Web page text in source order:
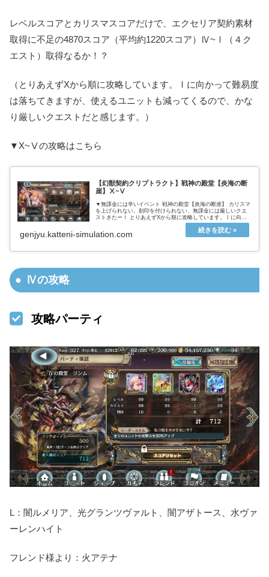
レベルスコアとカリスマスコアだけで、エクセリア契約素材
取得に不足の4870スコア（平均約1220スコア）Ⅳ~Ⅰ（４ク
エスト）取得なるか！？
（とりあえずXから順に攻略しています。Ⅰに向かって難易度
は落ちてきますが、使えるユニットも減ってくるので、かな
り厳しいクエストだと感じます。）
▼X~Ⅴの攻略はこちら
【幻獣契約クリプトラクト】戦神の殿堂【炎海の断
崖】Ⅹ~Ⅴ
▼無課金には辛いイベント 戦神の殿堂【炎海の断崖】 カリスマ
を上げられない。刻印を付けられない、無課金には厳しいクエ
ストきたー！ とりあえずXから順に攻略しています。Ⅰに向か
って難易度は落ちてきますが、使えるユニットも減ってくるの
で、かなり...
genjyu.katteni-simulation.com
Ⅳの攻略
攻略パーティ
L：闇ルメリア、光グランツヴァルト、闇アザトース、水ヴァ
ーレンハイト
フレンド様より：火アテナ